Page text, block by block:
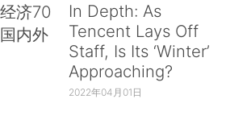
济70
内外
In Depth: As
Tencent Lays Off
Staff, Is Its ‘Winter’
Approaching?
2022年04月01日